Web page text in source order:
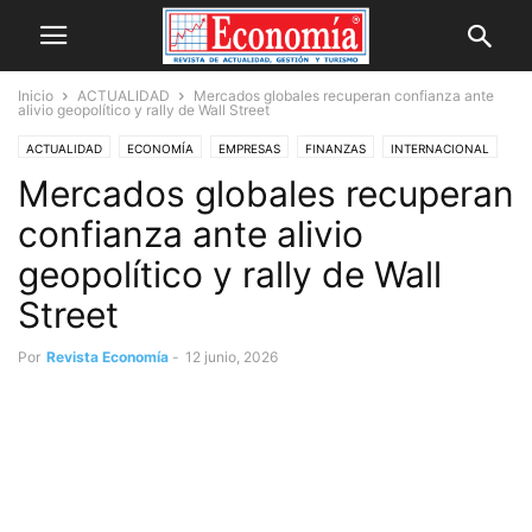
Inicio ACTUALIDAD
Mercados globales recuperan confianza ante
alivio geopolítico y rally de Wall Street
ACTUALIDAD ECONOMÍA EMPRESAS FINANZAS INTERNACIONAL
MERCADO NOVEDADES
Mercados globales recuperan
confianza ante alivio
geopolítico y rally de Wall
Street
Por Revista Economía - 12 junio, 2026